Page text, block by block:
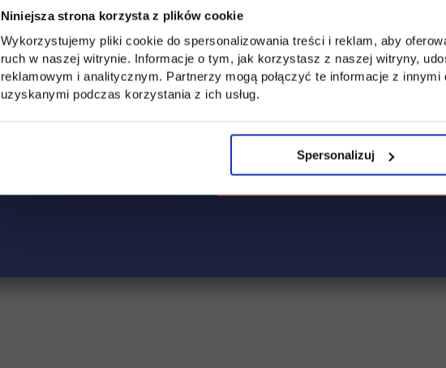
Niniejsza strona korzysta z plików cookie
Wykorzystujemy pliki cookie do spersonalizowania treści i reklam, aby
ruch w naszej witrynie. Informacje o tym, jak korzystasz z naszej witryny,
reklamowym i analitycznym. Partnerzy mogą połączyć te informacje z
uzyskanymi podczas korzystania z ich usług.
Spersonalizuj